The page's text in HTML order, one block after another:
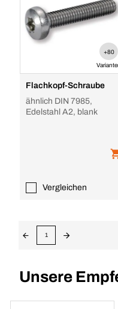
+80
Flachkopf-Schraube
ähnlich DIN 7985,
Edelstahl A2, blank
Vergleichen
1
Unsere